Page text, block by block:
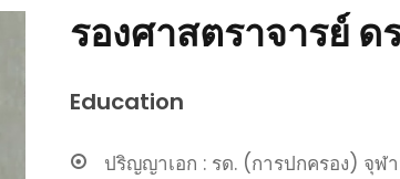
รองศาสตราจารย์
Education
ปริญญาเอก : รด. (การปกครอง) จุฬ